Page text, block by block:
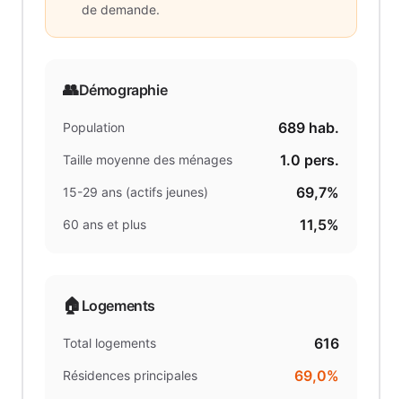
de demande.
👥Démographie
Population 689 hab.
Taille moyenne des ménages 1.0 pers.
15-29 ans (actifs jeunes) 69,7%
60 ans et plus 11,5%
🏠 Logements
Total logements 616
Résidences principales 69,0%